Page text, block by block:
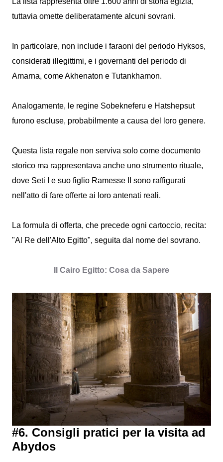
tuttavia omette deliberatamente alcuni sovrani.
In particolare, non include i faraoni del periodo Hyksos,
considerati illegittimi, e i governanti del periodo di
Amarna, come Akhenaton e Tutankhamon.
Analogamente, le regine Sobekneferu e Hatshepsut
furono escluse, probabilmente a causa del loro genere.
Questa lista regale non serviva solo come documento
storico ma rappresentava anche uno strumento rituale,
dove Seti I e suo figlio Ramesse II sono raffigurati
nell'atto di fare offerte ai loro antenati reali.
La formula di offerta, che precede ogni cartoccio, recita:
"Al Re dell'Alto Egitto", seguita dal nome del sovrano.
Il Cairo Egitto: Cosa da Sapere
#6. Consigli pratici per la visita ad
Abydos